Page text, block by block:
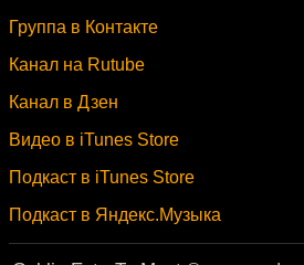
Группа в Контакте
Канал на Rutube
Канал в Дзен
Видео в iTunes Store
Подкаст в iTunes Store
Подкаст в Яндекс.Музыка